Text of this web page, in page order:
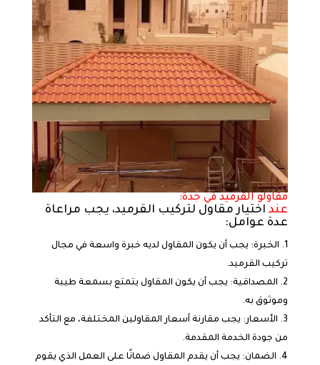
مقاولو القرميد في جدة:
عنداختيار مقاول لتركيب القرميد، يجب مراعاة
عدة عوامل:
الخبرة: يجب أن يكون المقاول لديه خبرة واسعة في مجال
تركيب القرميد.
المصداقية: يجب أن يكون المقاول يتمتع بسمعة طيبة
وموثوق به.
الأسعار: يجب مقارنة أسعار المقاولين المختلفة، مع التأكد
من جودة الخدمة المقدمة.
الضمان: يجب أن يقدم المقاول ضمانًا على العمل الذي يقوم